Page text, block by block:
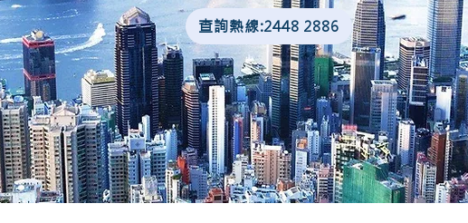
查詢熱線:2448 2886